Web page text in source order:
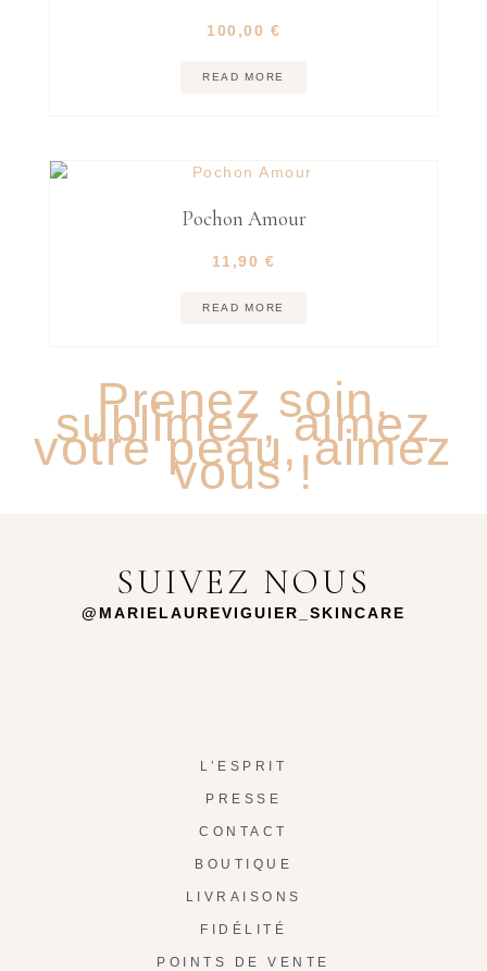
100,00 €
READ MORE
Pochon Amour
11,90 €
READ MORE
Prenez soin,
sublimez, aimez
votre peau, aimez
vous !
SUIVEZ NOUS
@MARIELAUREVIGUIER_SKINCARE
L’ESPRIT
PRESSE
CONTACT
BOUTIQUE
LIVRAISONS
FIDÉLITÉ
POINTS DE VENTE